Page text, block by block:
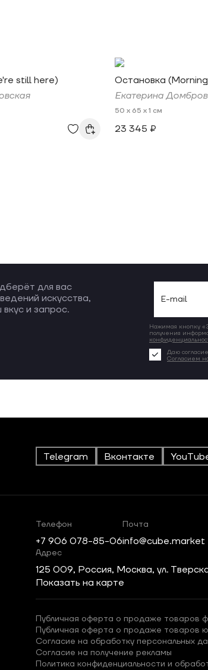
still here)
Остановка
Екатерина
50 x 65 x 1 см
23 345 ₽
для вас
искусства,
и запрос.
Нажимая кнопку
получения
Даю
Согласием
Telegram Вконтакте
Телефон
+7 906 078-85-06
Почта
info@cube.market
Адрес
125 009, Россия, Москва, ул.
Показать на карте
Публичная оферта о продаже товаров
Публичная оферта о продаже товаров
Согласие на обработку персональных
Согласие на получение рекламы
Политика конфиденциальности и